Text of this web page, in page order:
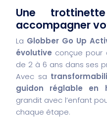
Une
accompagner
La Globber Go Up
évolutive conçue pour
de 2 à 6 ans dans ses
Avec sa
guidon réglable en
grandit avec l’enfant
chaque étape.